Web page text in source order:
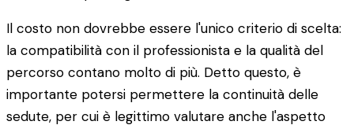
Il costo non dovrebbe essere l'unico criterio di scelta:
la compatibilità con il professionista e la qualità del
percorso contano molto di più. Detto questo, è
importante potersi permettere la continuità delle
sedute, per cui è legittimo valutare anche l'aspetto